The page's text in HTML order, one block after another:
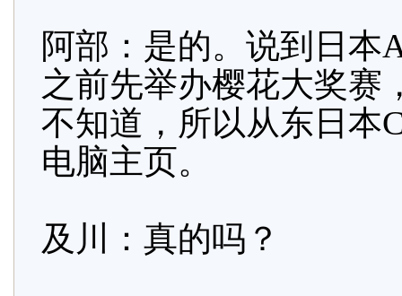
阿部：是的。说到日本
之前先举办樱花大奖赛
不知道，所以从东日本
电脑主页。
及川：真的吗？